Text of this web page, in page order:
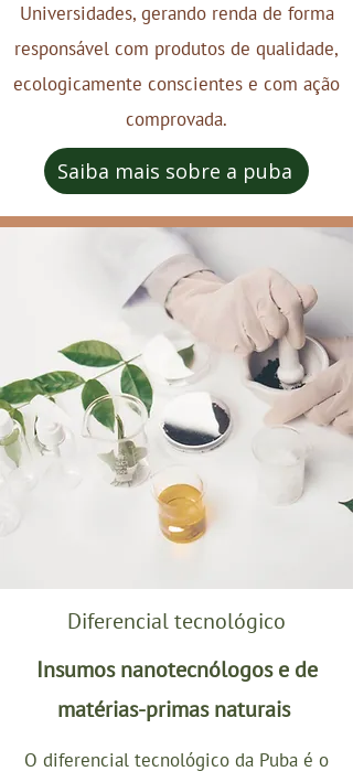
Universidades, gerando renda de forma
responsável com produtos de qualidade,
ecologicamente conscientes e com ação
comprovada.
Saiba mais sobre a puba
Diferencial tecnológico
Insumos nanotecnólogos e de
matérias-primas naturais
O diferencial tecnológico da Puba é o